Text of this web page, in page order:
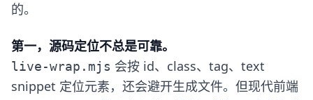
的。
第一，源码定位不总是可靠。
live-wrap.mjs 会按 id、class、tag、text
snippet 定位元素，还会避开生成文件。但现代前端